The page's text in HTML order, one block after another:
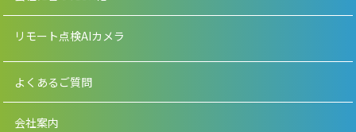
リモート点検AIカメラ
よくあるご質問
会社案内